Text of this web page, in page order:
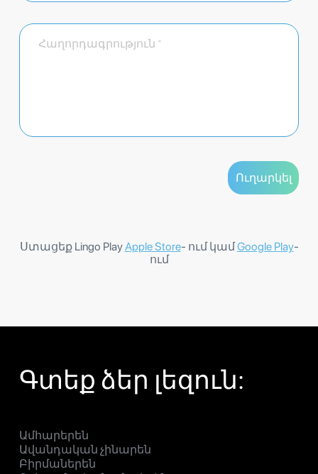
Ստացեք Lingo PlayApple Store- ում կամGoogle Play-
ում
Գտեք ձեր լեզուն:
Ամհարերեն
Ավանդական չինարեն
Բիրմաներեն